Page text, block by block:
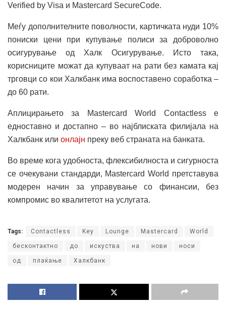
Verified by Visa и Mastercard SecureCode.
Меѓу дополнителните поволности, картичката нуди 10%
пониски цени при купување полиси за доброволно
осигурување од Халк Осигурување. Исто така,
корисниците можат да купуваат на рати без камата кај
трговци со кои Халкбанк има воспоставено соработка –
до 60 рати.
Аплицирањето за Mastercard World Contactless е
едноставно и достапно – во најблиската филијала на
Халкбанк или онлајн преку веб страната на банката.
Во време кога удобноста, флексибилноста и сигурноста
се очекувани стандарди, Mastercard World претставува
модерен начин за управување со финансии, без
компромис во квалитетот на услугата.
Tags: Contactless Key Lounge Mastercard World
бесконтактно до искуства на нови носи
од плаќање Халкбанк